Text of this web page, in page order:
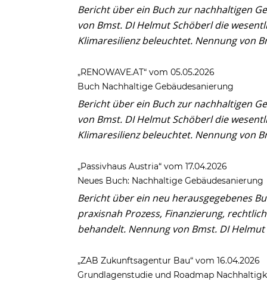
Bericht über ein Buch zur nachhaltigen
von Bmst. DI Helmut Schöberl die
Klimaresilienz beleuchtet. Nennung von
„RENOWAVE.AT“ vom 05.05.2026
Buch Nachhaltige Gebäudesanierung
Bericht über ein Buch zur nachhaltigen
von Bmst. DI Helmut Schöberl die
Klimaresilienz beleuchtet. Nennung von
„Passivhaus Austria“ vom 17.04.2026
Neues Buch: Nachhaltige Gebäudesanierung
Bericht über ein neu herausgegebenes
praxisnah Prozess, Finanzierung,
behandelt. Nennung von Bmst. DI
„ZAB Zukunftsagentur Bau“ vom 16.04.2026
Grundlagenstudie und Roadmap